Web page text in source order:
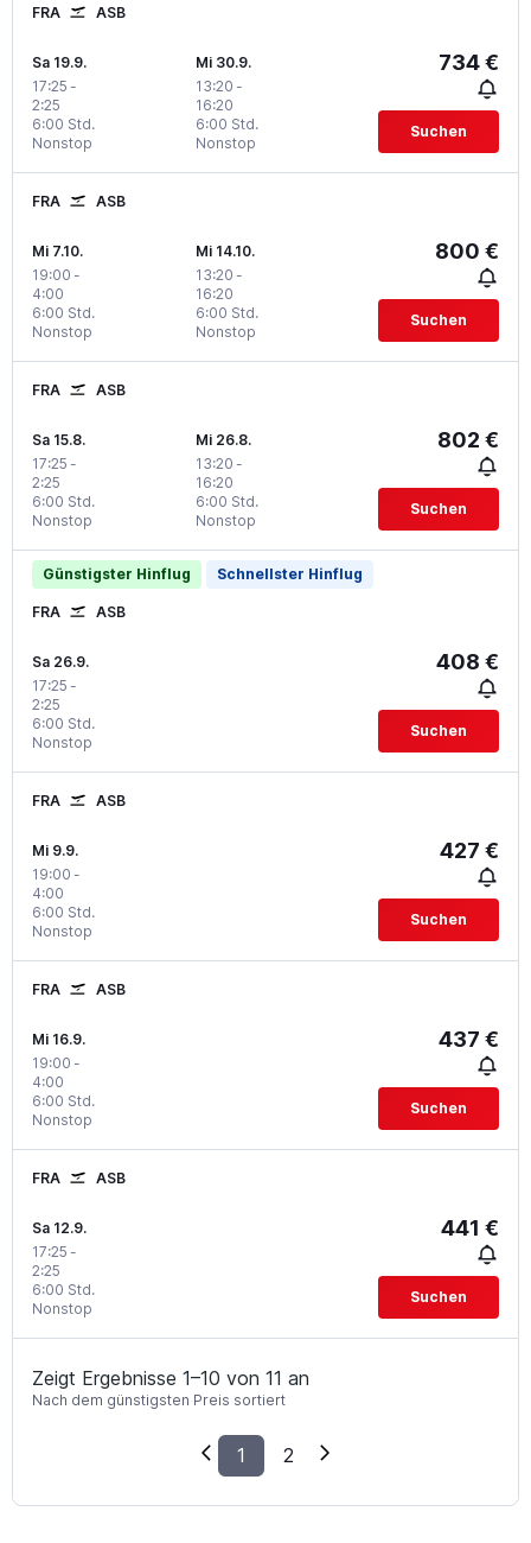
FRA ASB
Sa 19.9.
17:25 -
2:25
Nonstop
6:00 Std.
Mi 30.9.
13:20 -
16:20
Nonstop
6:00 Std.
734 €
Suchen
FRA ASB
Mi 7.10.
19:00 -
4:00
Nonstop
6:00 Std.
Mi 14.10.
13:20 -
16:20
Nonstop
6:00 Std.
800 €
Suchen
FRA ASB
Sa 15.8.
17:25 -
2:25
Nonstop
6:00 Std.
Mi 26.8.
13:20 -
16:20
Nonstop
6:00 Std.
802 €
Suchen
Günstigster Hinflug Schnellster Hinflug
FRA ASB
Sa 26.9.
17:25 -
2:25
Nonstop
6:00 Std.
408 €
Suchen
FRA ASB
Mi 9.9.
19:00 -
4:00
Nonstop
6:00 Std.
427 €
Suchen
FRA ASB
Mi 16.9.
19:00 -
4:00
Nonstop
6:00 Std.
437 €
Suchen
FRA ASB
Sa 12.9.
17:25 -
2:25
Nonstop
6:00 Std.
441 €
Suchen
Zeigt Ergebnisse 1–10 von 11 an
Nach dem günstigsten Preis sortiert
1 2